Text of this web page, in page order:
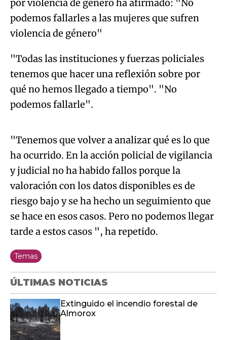
por violencia de género ha afirmado: "No
podemos fallarles a las mujeres que sufren
violencia de género"
"Todas las instituciones y fuerzas policiales
tenemos que hacer una reflexión sobre por
qué no hemos llegado a tiempo". "No
podemos fallarle".Algo salió mal.
Try again
"Tenemos que volver a analizar qué es lo que
ha ocurrido. En la acción policial de vigilancia
y judicial no ha habido fallos porque la
valoración con los datos disponibles es de
riesgo bajo y se ha hecho un seguimiento que
se hace en esos casos. Pero no podemos llegar
tarde a estos casos ", ha repetido.
Temas
ÚLTIMAS NOTICIAS
Extinguido el incendio forestal de
Almorox